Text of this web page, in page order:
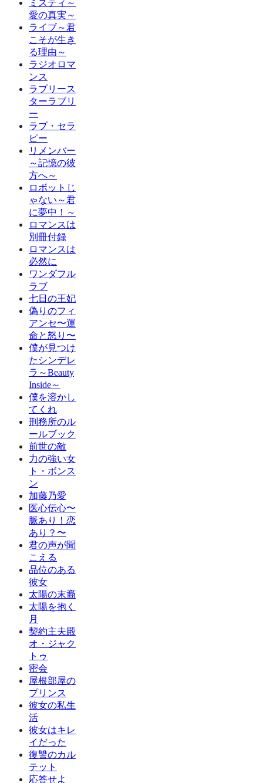
ミスティ～
愛の真実～
ライブ～君
こそが生き
る理由～
ラジオロマ
ンス
ラブリース
ターラブリ
ー
ラブ・セラ
ピー
リメンバー
～記憶の彼
方へ～
ロボットじ
ゃない～君
に夢中！～
ロマンスは
別冊付録
ロマンスは
必然に
ワンダフル
ラブ
七日の王妃
偽りのフィ
アンセ〜運
命と怒り〜
僕が見つけ
たシンデレ
ラ～Beauty
Inside～
僕を溶かし
てくれ
刑務所のル
ールブック
前世の敵
力の強い女
ト・ボンス
ン
加藤乃愛
医心伝心〜
脈あり！恋
あり？〜
君の声が聞
こえる
品位のある
彼女
太陽の末裔
太陽を抱く
月
契約主夫殿
オ・ジャク
トゥ
密会
屋根部屋の
プリンス
彼女の私生
活
彼女はキレ
イだった
復讐のカル
テット
応答せよ